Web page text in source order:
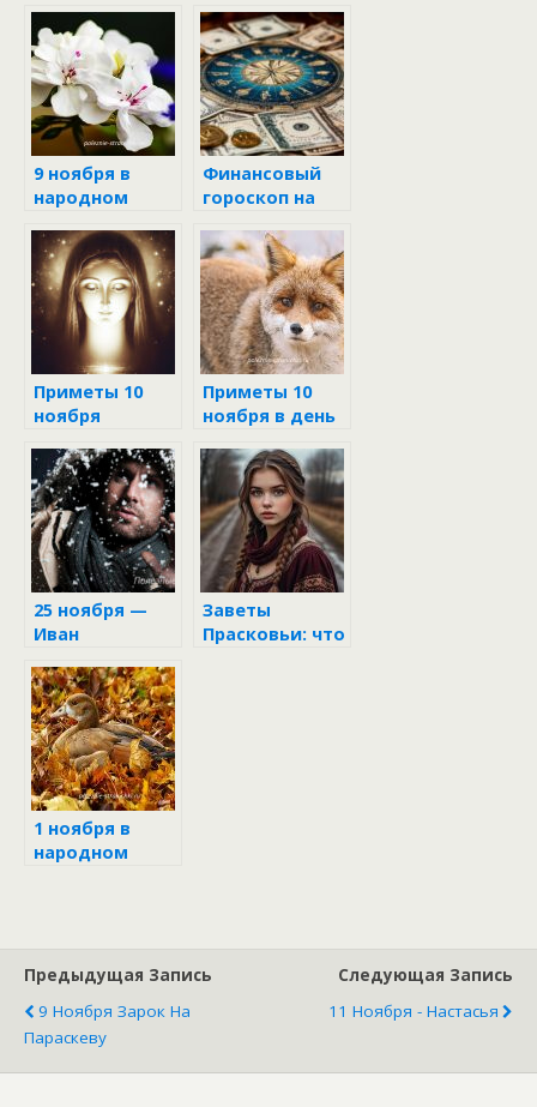
9 ноября в
народном
Финансовый
гороскоп на
15 июня 2025
года
Приметы 10
ноября
Приметы 10
ноября в день
Пятницы
25 ноября —
Иван
Заветы
Прасковьи: что
1 ноября в
народном
Предыдущая Запись
9 Ноября Зарок На
Параскеву
Следующая Запись
11 Ноября - Настасья